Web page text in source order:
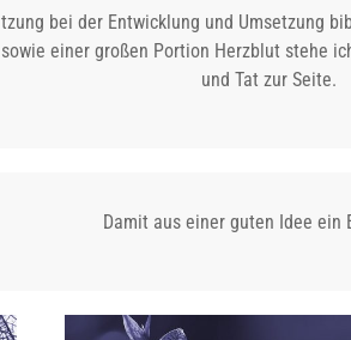
bei der Entwicklung und Umsetzung
einer großen Portion Herzblut stehe
und Tat zur Seite.
Damit aus einer guten Idee ein